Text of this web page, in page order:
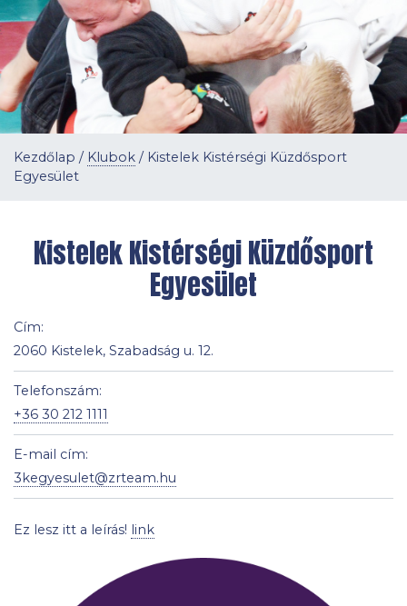
Kezdőlap / Klubok / Kistelek Kistérségi Küzdősport
Egyesület
Kistelek Kistérségi Küzdősport
Egyesület
Cím:
2060 Kistelek, Szabadság u. 12.
Telefonszám:
+36 30 212 1111
E-mail cím:
3kegyesulet@zrteam.hu
Ez lesz itt a leírás! link